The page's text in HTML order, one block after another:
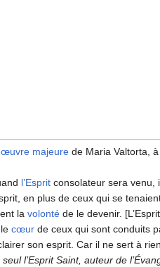
majeure de Maria Valtorta, à
l’Esprit consolateur sera venu,
en plus de ceux qui se
la volonté de le devenir.
cœur de ceux qui sont conduits
son esprit. Car il ne sert à
l’Esprit Saint, auteur de